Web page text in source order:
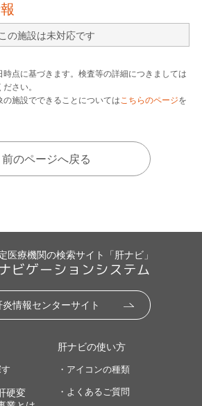
この施設は未対応です
点に基づきます。検査等の詳細につきましては
さい。
施設でできることについてはこちらのページを
前のページへ戻る
医療機関の検索サイト「肝ナビ」
ビゲーションシステム
炎情報センターサイト
硬変
肝ナビの使い方
・アイコンの種類
・よくあるご質問